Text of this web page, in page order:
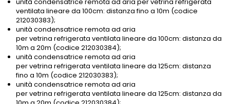
unità condensatrice remota ad aria per vetrina refrigerata
ventilata lineare da 100cm: distanza fino a 10m (codice
212030383);
unità condensatrice remota ad aria
per vetrina refrigerata ventilata lineare da 100cm: distanza da
10m a 20m (codice 212030384);
unità condensatrice remota ad aria
per vetrina refrigerata ventilata lineare da 125cm: distanza
fino a 10m (codice 212030383);
unità condensatrice remota ad aria
per vetrina refrigerata ventilata lineare da 125cm: distanza da